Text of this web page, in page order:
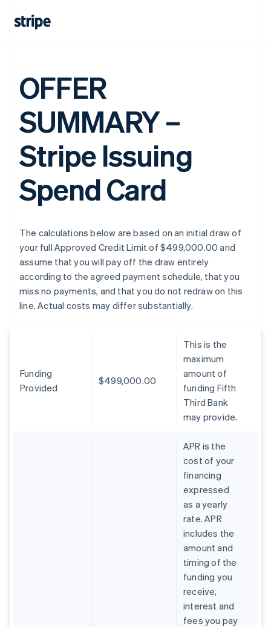
OFFER
SUMMARY –
Stripe Issuing
Spend Card
The calculations below are based on an initial draw of
your full Approved Credit Limit of $499,000.00 and
assume that you will pay off the draw entirely
according to the agreed payment schedule, that you
miss no payments, and that you do not redraw on this
line. Actual costs may differ substantially.
Funding
Provided
$499,000.00
This is the
maximum
amount of
funding Fifth
Third Bank
may provide.
APR is the
cost of your
financing
expressed
as a yearly
rate. APR
includes the
amount and
timing of the
funding you
receive,
interest and
fees you pay